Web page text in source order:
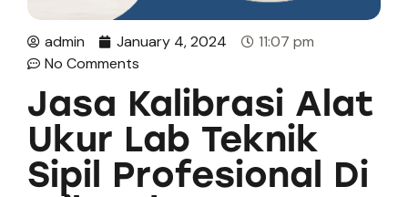
admin January 4, 2024
11:07 pm
No Comments
Jasa Kalibrasi Alat
Ukur Lab Teknik
Sipil Profesional Di